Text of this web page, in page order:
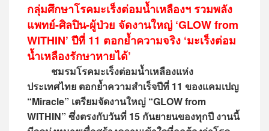
กลุ่มศึกษาโรคมะเร็งต่อมน้ำเหลืองฯ รวมพลัง
แพทย์-ศิลปิน-ผู้ป่วย จัดงานใหญ่ ‘GLOW from
WITHIN’ ปีที่ 11 ตอกย้ำความจริง ‘มะเร็งต่อม
น้ำเหลืองรักษาหายได้’
ชมรมโรคมะเร็งต่อมน้ำเหลืองแห่ง
ประเทศไทย ตอกย้ำความสำเร็จปีที่ 11 ของแคมเปญ
“Miracle” เตรียมจัดงานใหญ่ “GLOW from
WITHIN” ซึ่งตรงกับวันที่ 15 กันยายนของทุกปี งานนี้